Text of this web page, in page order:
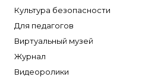
Культура безопасности
Для педагогов
Виртуальный музей
Журнал
Видеоролики